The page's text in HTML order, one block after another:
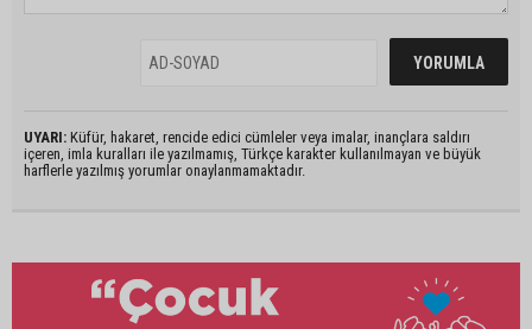
UYARI: Küfür, hakaret, rencide edici cümleler veya imalar, inançlara saldırı
içeren, imla kuralları ile yazılmamış, Türkçe karakter kullanılmayan ve büyük
harflerle yazılmış yorumlar onaylanmamaktadır.